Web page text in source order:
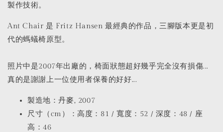
製作技術。
Ant Chair 是 Fritz Hansen 最經典的作品，三腳版本更是初
代的螞蟻椅原型。
照片中是2007年出廠的，椅面狀態超好幾乎完全沒有損傷...
真的是謝謝上一位使用者保養的好好...
製造地：丹麥, 2007
尺寸（cm）：高度：81 / 寬度：52 / 深度：48 / 座
高：46